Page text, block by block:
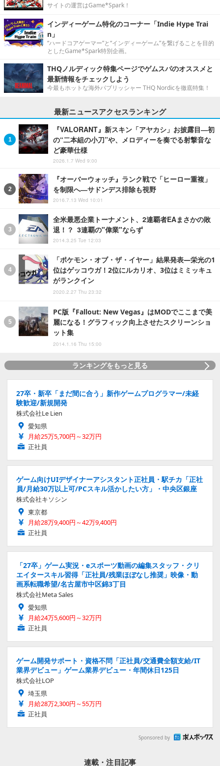
サイトの運営はGame*Spark！
インディーゲーム特化のコーナー「Indie Hype Trai
n」
“ハードコアゲーマー”と“インディーゲーム”を繋げることを目的
としたGame*Spark特別企画。
THQノルディック特集ページでゲムスパのオススメと
最新情報をチェックしよう
今最もホットな海外パブリッシャー THQ Nordicを徹底特集！
最新ニュースアクセスランキング
『VALORANT』新スキン「アヤカシ」お披露目―初
の“二本組の小刀”や、メロディーを奏でる射撃音な
ど豪華仕様
2026.1.7 Wed 9:00
『オーバーウォッチ』ランク戦で「ヒーロー重複」
を制限へ―サドンデス排除も視野
2016.7.13 Wed 10:01
全米最悪企業トーナメント、2連覇者EAまさかの敗
退！？ 3連覇の"偉業"ならず
2014.3.25 Tue 12:03
「ポケモン・オブ・ザ・イヤー」結果発表―栄光の1
位はゲッコウガ！2位にルカリオ、3位はミミッキュ
がランクイン
2020.2.27 Thu 23:32
PC版『Fallout: New Vegas』はMODでここまで美
麗になる！グラフィック向上させたスクリーンショ
ット集
2014.1.16 Thu 15:00
ランキングをもっと見る
27卒・新卒「まだ間に合う」新作ゲームプログラマー/未経
験歓迎/新規開発
株式会社Le Lien
愛知県
月給25万5,700円～32万円
正社員
ゲーム向けUIデザイナーアシスタント正社員・駅チカ「正社
員/月給30万以上可/PCスキル活かしたい方」・中央区銀座
株式会社キソシン
東京都
月給28万9,400円～42万9,400円
正社員
「27卒」ゲーム実況・eスポーツ動画の編集スタッフ・クリ
エイタースキル習得「正社員/残業ほぼなし推奨」映像・動
画系転職希望/名古屋市中区錦3丁目
株式会社Meta Sales
愛知県
月給24万5,600円～32万円
正社員
ゲーム開発サポート・資格不問「正社員/交通費全額支給/IT
業界デビュー」ゲーム業界デビュー・年間休日125日
株式会社LOP
埼玉県
月給28万2,300円～55万円
正社員
Sponsored by
連載・注目記事